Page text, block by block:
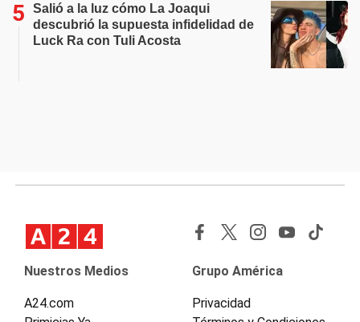
Salió a la luz cómo La Joaqui
descubrió la supuesta infidelidad de
Luck Ra con Tuli Acosta
Nuestros Medios
A24.com
Grupo América
Privacidad